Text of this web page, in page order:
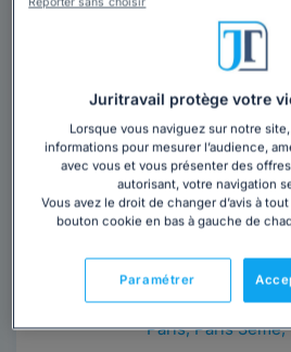
Trouver un
Maître Jean-paul
Avocat au barreau
Paris,Paris 3ème,
Juritravail protège votre
Lorsque vous naviguez sur notre
informations pour mesurer l’audience,
avec vous et vous présenter des
autorisant, votre navigation
Vous avez le droit de changer d’avis à
bouton cookie en bas à gauche de
Paramétrer